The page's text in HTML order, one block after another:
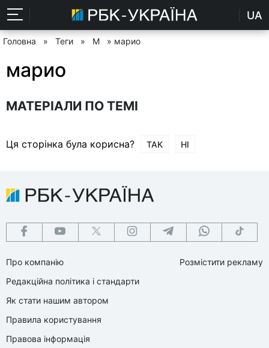
UA
Головна » Теги » М » марио
марио
МАТЕРІАЛИ ПО ТЕМІ
Ця сторінка була корисна? ТАК НІ
Про компанію
Редакційна політика і стандарти
Як стати нашим автором
Правила користування
Правова інформація
Розмістити рекламу